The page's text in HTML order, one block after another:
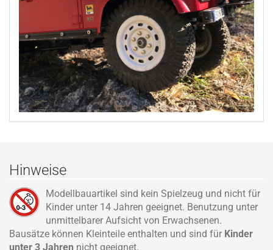
Hinweise
Modellbauartikel sind kein Spielzeug und nicht für
Kinder unter 14 Jahren geeignet. Benutzung unter
unmittelbarer Aufsicht von Erwachsenen.
Bausätze können Kleinteile enthalten und sind für Kinder
unter 3 Jahren nicht geeignet.